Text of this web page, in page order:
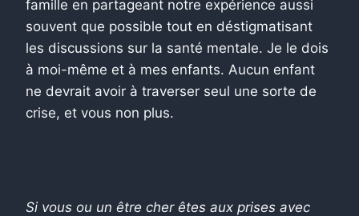
famille en partageant notre expérience aussi
souvent que possible tout en déstigmatisant
les discussions sur la santé mentale. Je le dois
à moi-même et à mes enfants. Aucun enfant
ne devrait avoir à traverser seul une sorte de
crise, et vous non plus.
Si vous ou un être cher êtes aux prises avec